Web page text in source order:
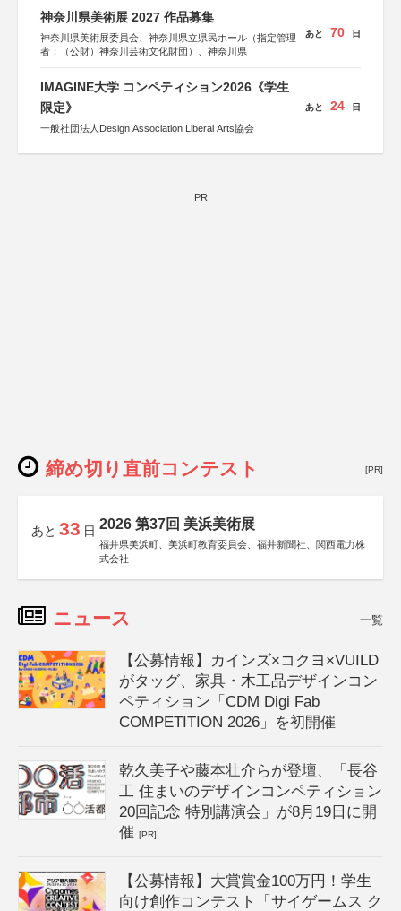
神奈川県美術展 2027 作品募集
神奈川県美術展委員会、神奈川県立県民ホール（指定管理
者：（公財）神奈川芸術文化財団）、神奈川県
あと 70 日
IMAGINE大学 コンペティション2026《学生
限定》
一般社団法人Design Association Liberal Arts協会
あと 24 日
PR
締め切り直前コンテスト [PR]
あと 33 日 2026 第37回 美浜美術展
福井県美浜町、美浜町教育委員会、福井新聞社、関西電力株
式会社
ニュース 一覧
【公募情報】カインズ×コクヨ×VUILD
がタッグ、家具・木工品デザインコン
ペティション「CDM Digi Fab
COMPETITION 2026」を初開催
乾久美子や藤本壮介らが登壇、「長谷
工 住まいのデザインコンペティション
20回記念 特別講演会」が8月19日に開
催[PR]
【公募情報】大賞賞金100万円！学生
向け創作コンテスト「サイゲームス ク